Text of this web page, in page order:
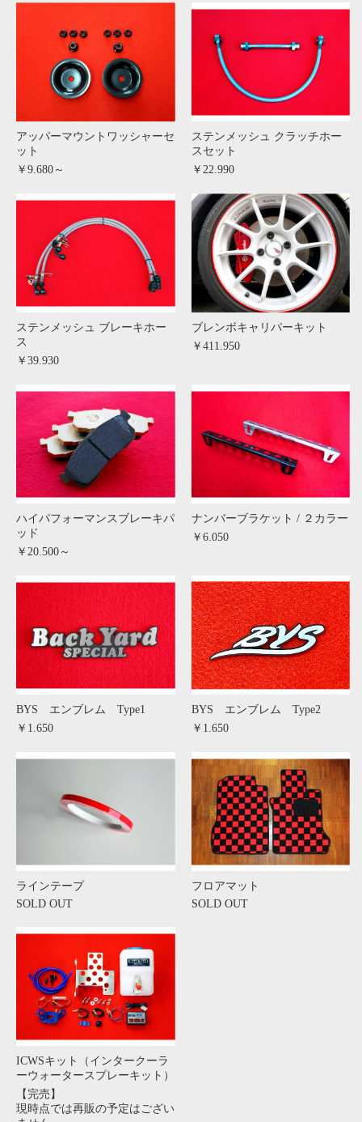
アッパーマウントワッシャーセ
ット
￥9.680～
ステンメッシュ クラッチホー
スセット
￥22.990
ステンメッシュ ブレーキホー
ス
￥39.930
ブレンボキャリパーキット
￥411.950
ハイパフォーマンスブレーキパ
ッド
￥20.500～
ナンバーブラケット / ２カラー
￥6.050
BYS エンブレム Type1
￥1.650
BYS エンブレム Type2
￥1.650
ラインテープ
SOLD OUT
フロアマット
SOLD OUT
ICWSキット（インタークーラ
ーウォータースプレーキット）
【完売】
現時点では再販の予定はござい